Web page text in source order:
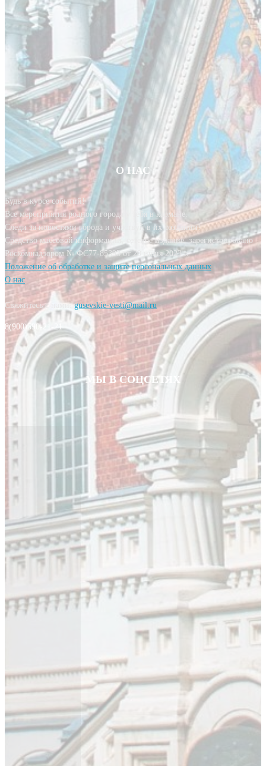
О НАС
Будь в курсе событий!
Все мероприятия родного города у тебя в кармане.
Следи за новостями города и участвуй в их создании!
Средство массовой информации, сетевое издание, зарегистрировано
Роскомнадзором № ФС77-85393 от 20 июня 2023 г.
Положение об обработке и защите персональных данных
О нас
Свяжитесь с нами:gusevskie-vesti@mail.ru
8(900)590-21-21
МЫ В СОЦСЕТЯХ